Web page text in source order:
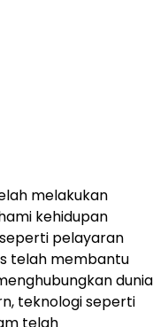
melakukan
kehidupan
pelayaran
telah membantu
dunia
teknologi seperti